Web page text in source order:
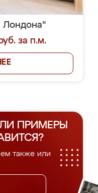
Лондона"
за п.м.
ПРИМЕРЫ
также или